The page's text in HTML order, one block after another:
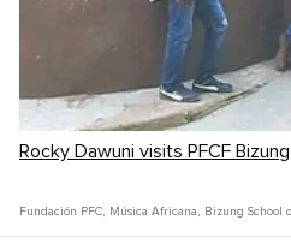
Rocky Dawuni visits PFCF Bizung
Fundación PFC, Música Africana , Bizung School